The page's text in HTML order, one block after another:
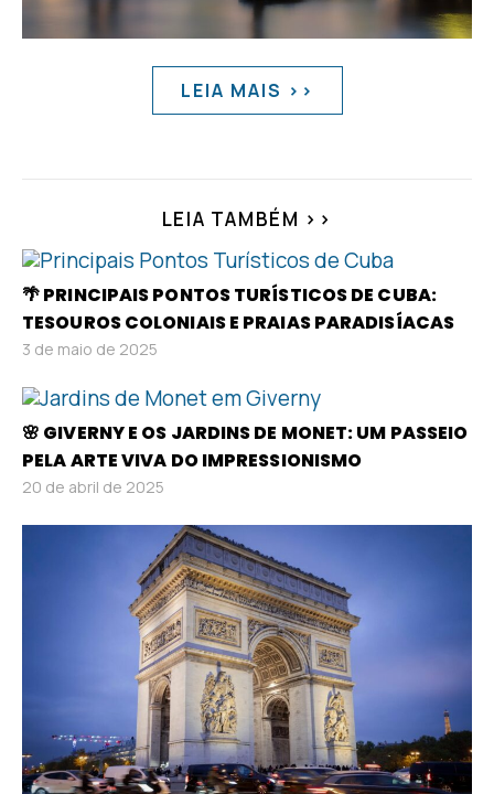
LEIA MAIS >>
LEIA TAMBÉM >>
🌴 PRINCIPAIS PONTOS TURÍSTICOS DE CUBA:
TESOUROS COLONIAIS E PRAIAS PARADISÍACAS
3 de maio de 2025
🌸 GIVERNY E OS JARDINS DE MONET: UM PASSEIO
PELA ARTE VIVA DO IMPRESSIONISMO
20 de abril de 2025